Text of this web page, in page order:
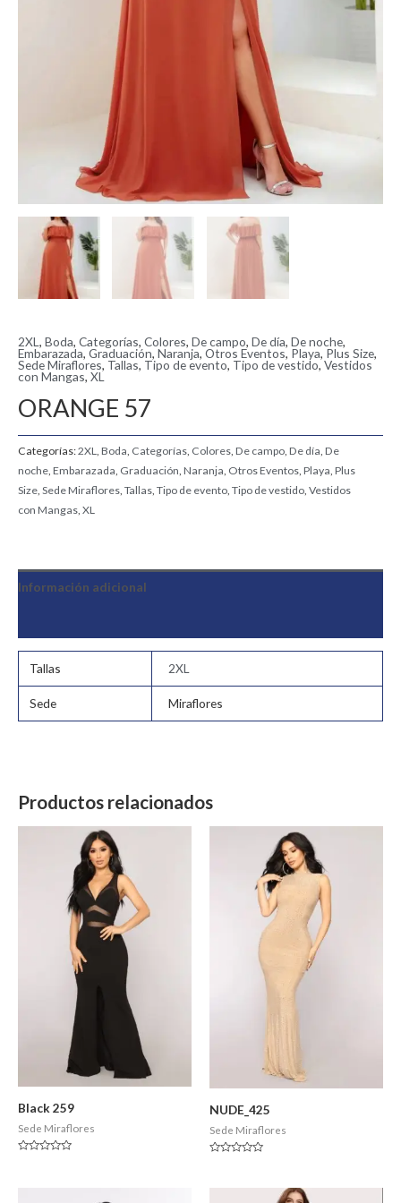
2XL , Boda, Categorías, Colores, De campo, De día, De noche,
Embarazada, Graduación, Naranja, Otros Eventos, Playa, Plus Size,
Sede Miraflores, Tallas, Tipo de evento, Tipo de vestido,Vestidos
con Mangas, XL
ORANGE 57
Categorías:2XL, Boda, Categorías, Colores, De campo, De día, De
noche, Embarazada, Graduación, Naranja, Otros Eventos, Playa, Plus
Size, Sede Miraflores, Tallas, Tipo de evento, Tipo de vestido, Vestidos
con Mangas, XL
Información adicional
Tallas 2XL
Sede Miraflores
Productos relacionados
Black 259
Sede Miraflores
NUDE_425
Sede Miraflores